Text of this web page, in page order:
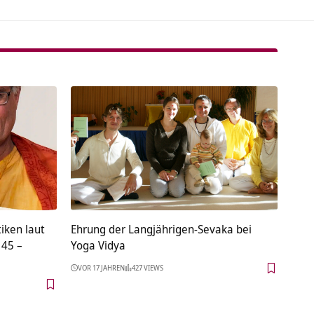
laut
–
Ehrung der Langjährigen-Sevaka bei
Yoga Vidya
VOR 17 JAHREN 427 VIEWS